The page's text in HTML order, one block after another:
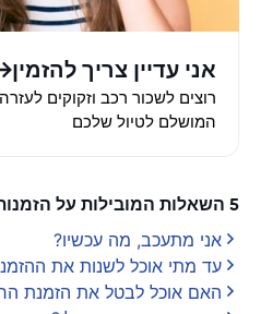
אני עדיין צריך להזמין
רוצים לשכור רכב וזקוקים
המושלם לטיול שלכם
5 השאלות המובילות על הזמנות קיימות
אני מתעכב, מה עכשיו?
עד מתי אוכל לשנות את
האם אוכל לבטל את הזמנת